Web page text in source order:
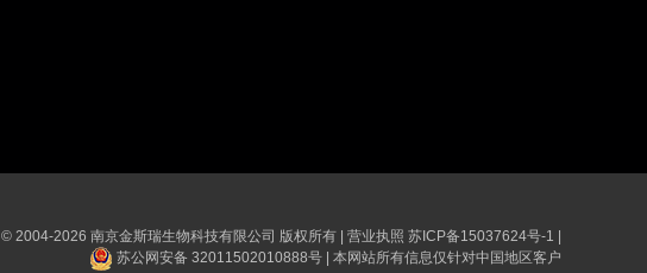
© 2004-2026 南京金斯瑞生物科技有限公司 版权所有 | 营业执照 苏ICP备15037624号-1 |
苏公网安备 32011502010888号
本网站所有信息仅针对中国地区客户